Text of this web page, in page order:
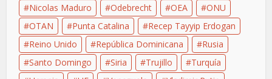
Nicolas Maduro
Odebrecht OEA
ONU
OTAN
Punta Catalina
Recep Tayyip Erdogan
Reino Unido
República Dominicana
Rusia
Santo Domingo
Siria Trujillo
Turquía